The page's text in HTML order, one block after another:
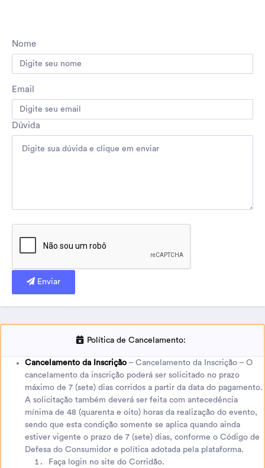
Nome
Email
Dúvida
Enviar
Política de Cancelamento:
Cancelamento da Inscrição – Cancelamento da Inscrição – O
cancelamento da inscrição poderá ser solicitado no prazo
máximo de 7 (sete) dias corridos a partir da data do pagamento.
A solicitação também deverá ser feita com antecedência
mínima de 48 (quarenta e oito) horas da realização do evento,
sendo que esta condição somente se aplica quando ainda
estiver vigente o prazo de 7 (sete) dias, conforme o Código de
Defesa do Consumidor e política adotada pela plataforma.
Faça login no site do Corridão.